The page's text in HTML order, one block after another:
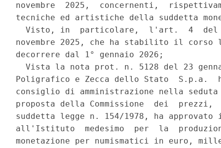
novembre  2025,  concernenti,
tecniche ed artistiche della suddetta
Visto, in  particolare,  l'art.  4
novembre 2025, che ha stabilito il corso
decorrere dal 1° gennaio 2026;
Vista la nota prot. n. 5128 del 23
Poligrafico e Zecca dello Stato  S.p.a.
consiglio di amministrazione nella
proposta della Commissione  dei
suddetta legge n. 154/1978, ha
all'Istituto  medesimo  per  la
monetazione per numismatici in euro,